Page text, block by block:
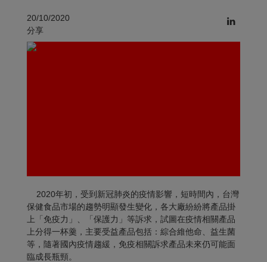
20/10/2020
分享
2020年初，受到新冠肺炎的疫情影響，短時間內，台灣
保健食品市場的趨勢明顯發生變化，各大廠紛紛將產品掛
上「免疫力」、「保護力」等訴求，試圖在疫情相關產品
上分得一杯羹，主要受益產品包括：綜合維他命、益生菌
等，隨著國內疫情趨緩，免疫相關訴求產品未來仍可能面
臨成長瓶頸。